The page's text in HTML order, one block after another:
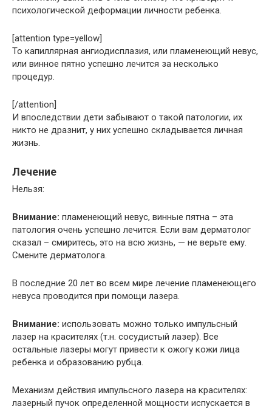
психологической деформации личности ребенка.
[attention type=yellow]
То капиллярная ангиодисплазия, или пламенеющий невус,
или винное пятно успешно лечится за несколько
процедур.
[/attention]
И впоследствии дети забывают о такой патологии, их
никто не дразнит, у них успешно складывается личная
жизнь.
Лечение
Нельзя:
Внимание: пламенеющий невус, винные пятна – эта
патология очень успешно лечится. Если вам дерматолог
сказал – смиритесь, это на всю жизнь, — не верьте ему.
Смените дерматолога.
В последние 20 лет во всем мире лечение пламенеющего
невуса проводится при помощи лазера.
Внимание: использовать можно только импульсный
лазер на красителях (т.н. сосудистый лазер). Все
остальные лазеры могут привести к ожогу кожи лица
ребенка и образованию рубца.
Механизм действия импульсного лазера на красителях:
лазерный пучок определенной мощности испускается в